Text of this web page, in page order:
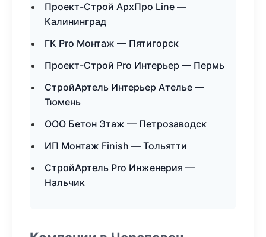
Проект-Строй АрхПро Line —
Калининград
ГК Pro Монтаж — Пятигорск
Проект-Строй Pro Интерьер — Пермь
СтройАртель Интерьер Ателье —
Тюмень
ООО Бетон Этаж — Петрозаводск
ИП Монтаж Finish — Тольятти
СтройАртель Pro Инженерия —
Нальчик